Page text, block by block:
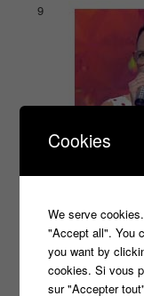
9
Cookies
We serve
"Accept all". You
you want by
cookies. Si vous
sur "Accepter